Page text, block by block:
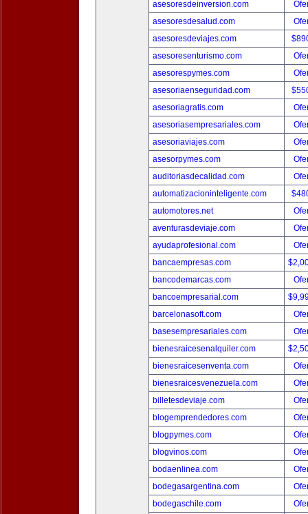
asesoresdeinversion.com
asesoresdesalud.com
asesoresdeviajes.com
asesoresenturismo.com
asesorespymes.com
asesoriaenseguridad.com
asesoriagratis.com
asesoriasempresariales.com
asesoriaviajes.com
asesorpymes.com
auditoriasdecalidad.com
automatizacioninteligente.com
automotores.net
aventurasdeviaje.com
ayudaprofesional.com
bancaempresas.com
bancodemarcas.com
bancoempresarial.com
barcelonasoft.com
basesempresariales.com
bienesraicesenalquiler.com
bienesraicesenventa.com
bienesraicesvenezuela.com
billetesdeviaje.com
blogemprendedores.com
blogpymes.com
blogvinos.com
bodaenlinea.com
bodegasargentina.com
bodegaschile.com